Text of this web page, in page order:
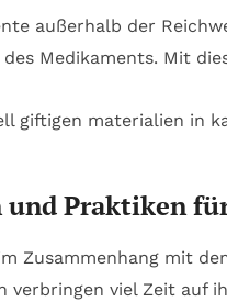
außerhalb der
Medikaments. Mit
Praktiken
Zusammenhang mit
verbringen viel Zeit auf